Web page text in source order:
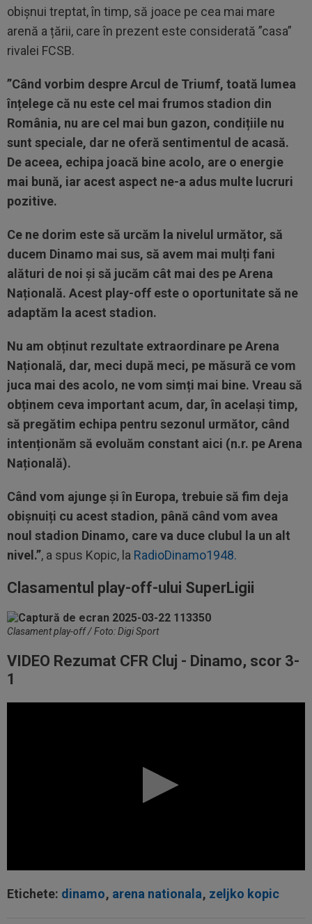
obișnui treptat, în timp, să joace pe cea mai mare
arenă a țării, care în prezent este considerată ”casa”
rivalei FCSB.
”Când vorbim despre Arcul de Triumf, toată lumea
înțelege că nu este cel mai frumos stadion din
România, nu are cel mai bun gazon, condițiile nu
sunt speciale, dar ne oferă sentimentul de acasă.
De aceea, echipa joacă bine acolo, are o energie
mai bună, iar acest aspect ne-a adus multe lucruri
pozitive.
Ce ne dorim este să urcăm la nivelul următor, să
ducem Dinamo mai sus, să avem mai mulți fani
alături de noi și să jucăm cât mai des pe Arena
Națională. Acest play-off este o oportunitate să ne
adaptăm la acest stadion.
Nu am obținut rezultate extraordinare pe Arena
Națională, dar, meci după meci, pe măsură ce vom
juca mai des acolo, ne vom simți mai bine. Vreau să
obținem ceva important acum, dar, în același timp,
să pregătim echipa pentru sezonul următor, când
intenționăm să evoluăm constant aici (n.r. pe Arena
Națională).
Când vom ajunge și în Europa, trebuie să fim deja
obișnuiți cu acest stadion, până când vom avea
noul stadion Dinamo, care va duce clubul la un alt
nivel.”, a spus Kopic, la RadioDinamo1948.
Clasamentul play-off-ului SuperLigii
Clasament play-off / Foto: Digi Sport
VIDEO Rezumat CFR Cluj - Dinamo, scor 3-
1
Etichete: dinamo, arena nationala, zeljko kopic